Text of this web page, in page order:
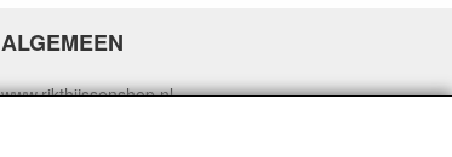
ALGEMEEN
www.rikthijssenshop.nl